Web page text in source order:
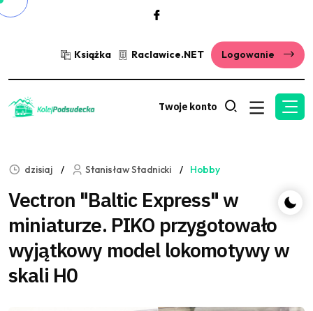
Książka Raclawice.NET Logowanie
Twoje konto
dzisiaj Stanisław Stadnicki Hobby
Vectron "Baltic Express" w
miniaturze. PIKO przygotowało
wyjątkowy model lokomotywy w
skali H0